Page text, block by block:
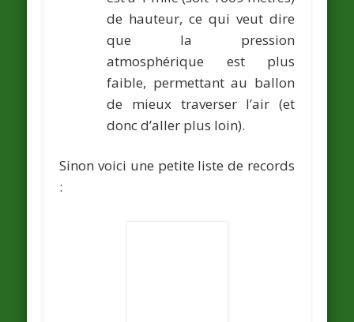
de hauteur, ce qui veut dire
que la pression
atmosphérique est plus
faible, permettant au ballon
de mieux traverser l’air (et
donc d’aller plus loin).
Sinon voici une petite liste de records
: